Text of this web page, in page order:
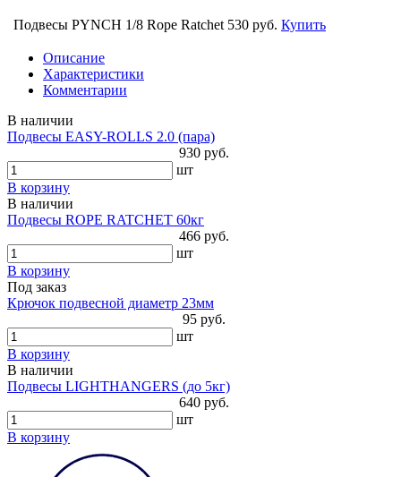
Подвесы PYNCH 1/8 Rope Ratchet 530 руб. Купить
Описание
Характеристики
Комментарии
В наличии
Подвесы EASY-ROLLS 2.0 (пара)
930 руб.
шт
В корзину
В наличии
Подвесы ROPE RATCHET 60кг
466 руб.
шт
В корзину
Под заказ
Крючок подвесной диаметр 23мм
95 руб.
шт
В корзину
В наличии
Подвесы LIGHTHANGERS (до 5кг)
640 руб.
шт
В корзину